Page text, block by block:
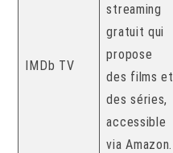
IMDb TV
streaming
gratuit qui
propose
des films et
des séries,
accessible
via Amazon.